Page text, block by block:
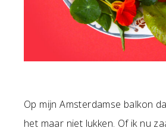
Op mijn Amsterdamse balkon
het maar niet lukken. Of ik nu